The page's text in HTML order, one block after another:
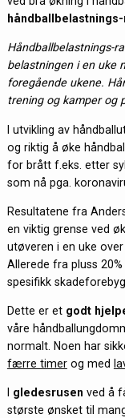
Håndballbelastnings-
belastningen i en uke
foregående ukene.
trening og kamper og
I utvikling av
og riktig å øke
for brått f.eks. etter
som nå pga.
Resultatene fra
en viktig grense ved
utøveren i en uke
Allerede fra pluss
spesifikk
Dette er et godt
våre
normalt. Noen har
færre timerog med
gledesrusen ved å
største ønsket til